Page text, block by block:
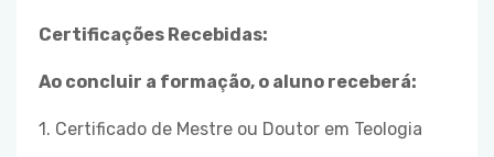
Certificações Recebidas:
Ao concluir a formação, o aluno receberá:
1. Certificado de Mestre ou Doutor em Teologia